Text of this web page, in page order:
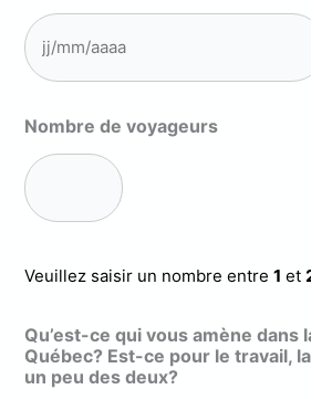
Nombre de voyageurs
Veuillez saisir un nombre entre1 et
Qu’est-ce qui vous amène dans
Québec? Est-ce pour le travail,
un peu des deux?